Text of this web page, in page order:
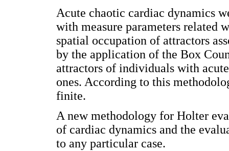
Acute chaotic cardiac dynamics
with measure parameters related
spatial occupation of attractors
by the application of the Box
attractors of individuals with
ones. According to this
finite.
A new methodology for Holter
of cardiac dynamics and the
to any particular case.